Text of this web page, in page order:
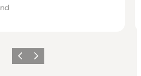
ForrigeNeste